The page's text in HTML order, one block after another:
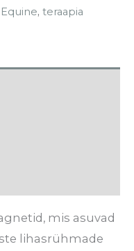
, teraapia
mis asuvad
lihasrühmade